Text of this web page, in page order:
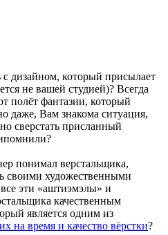
дизайном, который присылает
не вашей студией)? Всегда
полёт фантазии, который
даже, Вам знакома ситуация,
сверстать присланный
понимал верстальщика,
своими художественными
эти «аштиэмэлы» и
качественным
является одним из
на время и качество вёрстки?